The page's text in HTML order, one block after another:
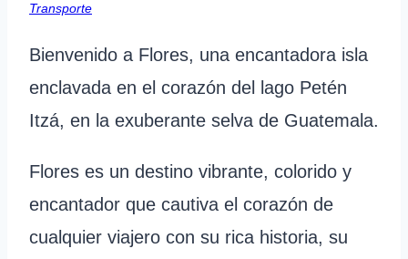
Transporte
Bienvenido a Flores, una encantadora isla
enclavada en el corazón del lago Petén
Itzá, en la exuberante selva de Guatemala.
Flores es un destino vibrante, colorido y
encantador que cautiva el corazón de
cualquier viajero con su rica historia, su